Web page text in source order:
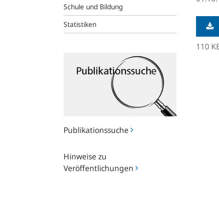
Schule und Bildung
Statistiken
Publikationssuche
Publikationssuche
Hinweise zu
Veröffentlichungen
zu
Veröffentlichungen
110